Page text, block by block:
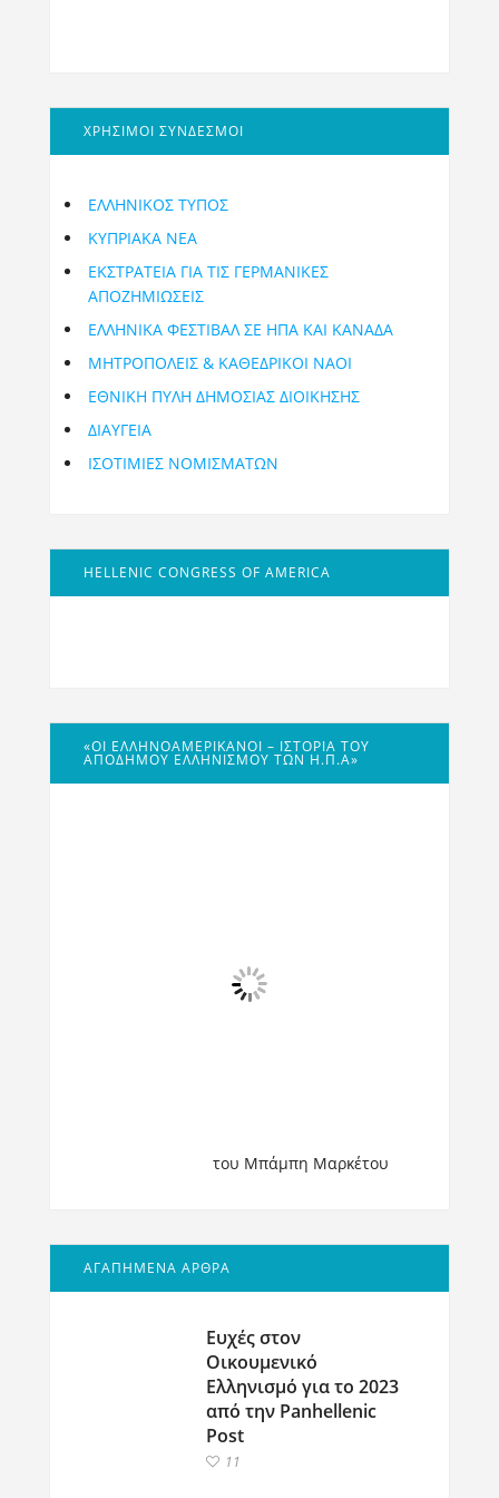
ΧΡΗΣΙΜΟΙ ΣΥΝΔΕΣΜΟΙ
ΕΛΛΗΝΙΚΟΣ ΤΥΠΟΣ
ΚΥΠΡΙΑΚΑ ΝΕΑ
ΕΚΣΤΡΑΤΕΙΑ ΓΙΑ ΤΙΣ ΓΕΡΜΑΝΙΚΕΣ
ΑΠΟΖΗΜΙΩΣΕΙΣ
ΕΛΛΗΝΙΚΆ ΦΕΣΤΙΒΆΛ ΣΕ ΗΠΑ ΚΑΙ ΚΑΝΑΔΑ
ΜΗΤΡΟΠΌΛΕΙΣ & ΚΑΘΕΔΡΙΚΟΊ ΝΑΟΊ
ΕΘΝΙΚΉ ΠΎΛΗ ΔΗΜΌΣΙΑΣ ΔΙΟΊΚΗΣΗΣ
ΔΙΑΥΓΕΙΑ
ΙΣΟΤΙΜΙΕΣ ΝΟΜΙΣΜΑΤΩΝ
HELLENIC CONGRESS OF AMERICA
«ΟΙ ΕΛΛΗΝΟΑΜΕΡΙΚΑΝΟΊ – ΙΣΤΟΡΊΑ ΤΟΥ
ΑΠΌΔΗΜΟΥ ΕΛΛΗΝΙΣΜΟΎ ΤΩΝ Η.Π.Α»
του Μπάμπη Μαρκέτου
ΑΓΑΠΗΜΕΝΑ ΑΡΘΡΑ
Ευχές στον
Οικουμενικό
Ελληνισμό για το 2023
από την Panhellenic
Post
11